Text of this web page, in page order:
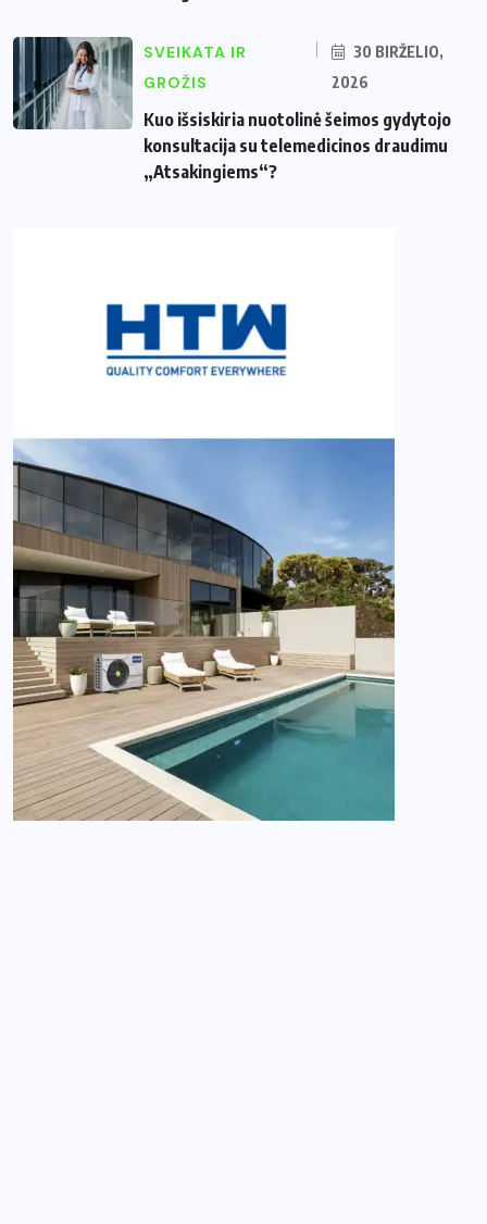
SVEIKATA IR
GROŽIS
30 BIRŽELIO,
2026
Kuo išsiskiria nuotolinė šeimos gydytojo
konsultacija su telemedicinos draudimu
„Atsakingiems“?